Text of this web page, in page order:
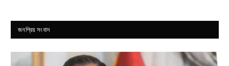
জনপ্রিয় সংবাদ